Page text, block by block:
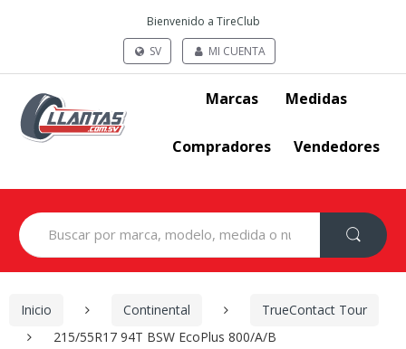
Bienvenido a TireClub
SV
MI CUENTA
Marcas Medidas
Compradores Vendedores
Search
for:
Inicio Continental
TrueContact Tour
215/55R17 94T BSW EcoPlus 800/A/B